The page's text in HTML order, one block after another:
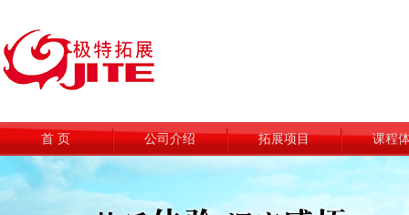
首 页 公司介绍 拓展项目 课程